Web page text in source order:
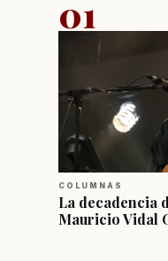
01
COLUMNAS
La decadencia
Mauricio Vidal